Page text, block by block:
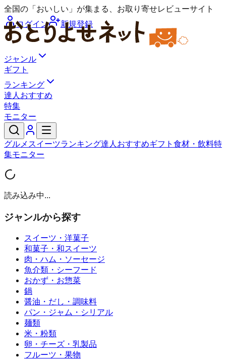
全国の「おいしい」が集まる、お取り寄せレビューサイト
ログイン
新規登録
ジャンル
ギフト
ランキング
達人おすすめ
特集
モニター
グルメ スイーツランキング達人おすすめギフト 食材・飲料特
集モニター
読み込み中...
ジャンルから探す
スイーツ・洋菓子
和菓子・和スイーツ
肉・ハム・ソーセージ
魚介類・シーフード
おかず・お惣菜
鍋
醤油・だし・調味料
パン・ジャム・シリアル
麺類
米・粉類
卵・チーズ・乳製品
フルーツ・果物